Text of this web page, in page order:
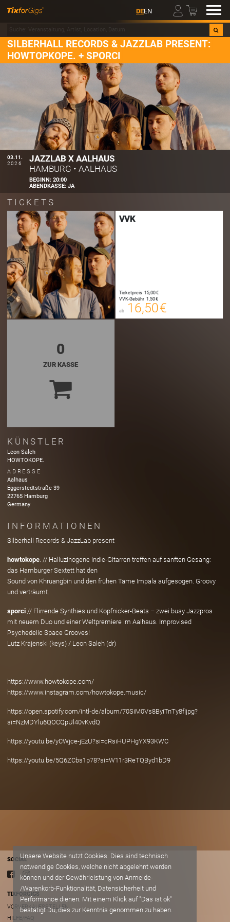
DEEN 00
SILBERHALL RECORDS & JAZZLAB PRESENT:
HOWTOPKOPE. + SPORCI
03.11.
2026
JAZZLAB X AALHAUS
HAMBURG •AALHAUS
BEGINN:20:00
ABENDKASSE:JA
TICKETS
VVK
Ticketpreis 15,00 €
VVK-Gebühr 1,50 €
ab 16,50 €
00
0
ZUR KASSE
KÜNSTLER
Leon Saleh
HOWTOKOPE.
ADRESSE
Aalhaus
Eggerstedtstraße 39
22765 Hamburg
Germany
INFORMATIONEN
Silberhall Records & JazzLab present
howtokope . // Halluzinogene Indie-Gitarren treffen auf sanften Gesang:
das Hamburger Sextett hat den
Sound von Khruangbin und den frühen Tame Impala aufgesogen. Groovy
und verträumt.
sporci // Flirrende Synthies und Kopfnicker-Beats – zwei busy Jazzpros
mit neuem Duo und einer Weltpremiere im Aalhaus. Improvised
Psychedelic Space Grooves!
Lutz Krajenski (keys) / Leon Saleh (dr)
https://www.howtokope.com/
https://www.instagram.com/howtokope.music/
https://open.spotify.com/intl-de/album/70SiM0Vs8ByiTnTy8fIjpg?
si=NzMDYlu6QOCQpUl40vKvdQ
https://youtu.be/yCWjce-jEzU?si=cRsiHUPHgYX93KWC
https://youtu.be/5Q6ZCbs1p78?si=W11r3ReTQByd1bD9
SOCIAL
TIXFORGIGS
VORVERKAUFSSTELLEN
HILFE/FAQ
Unsere Website nutzt Cookies. Dies sind technisch
notwendige Cookies, welche nicht abgelehnt werden
können und der Gewährleistung von Anmelde-
/Warenkorb-Funktionalität, Datensicherheit und
Performance dienen. Mit einem Klick auf "Das ist ok"
bestätigt Du, dies zur Kenntnis genommen zu haben.